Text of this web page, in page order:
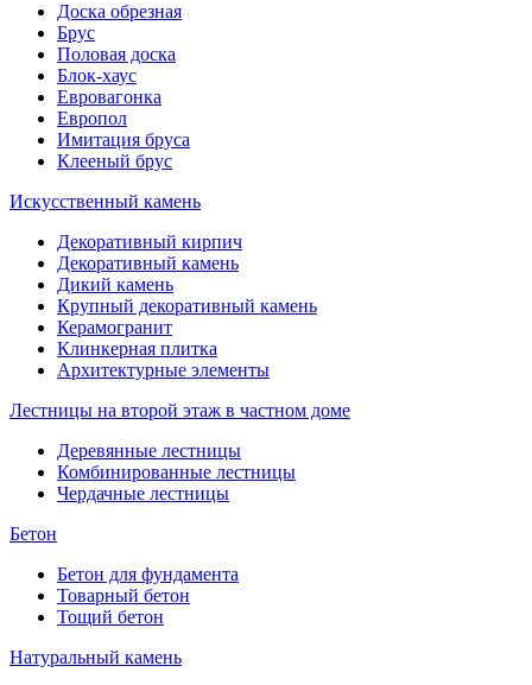
Доска обрезная
Брус
Половая доска
Блок-хаус
Евровагонка
Европол
Имитация бруса
Клееный брус
Искусственный камень
Декоративный кирпич
Декоративный камень
Дикий камень
Крупный декоративный камень
Керамогранит
Клинкерная плитка
Архитектурные элементы
Лестницы на второй этаж в частном доме
Деревянные лестницы
Комбинированные лестницы
Чердачные лестницы
Бетон
Бетон для фундамента
Товарный бетон
Тощий бетон
Натуральный камень